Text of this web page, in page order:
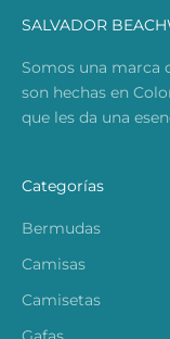
SALVADOR
Somos una marca
son hechas en
que les da una
Categorías
Bermudas
Camisas
Camisetas